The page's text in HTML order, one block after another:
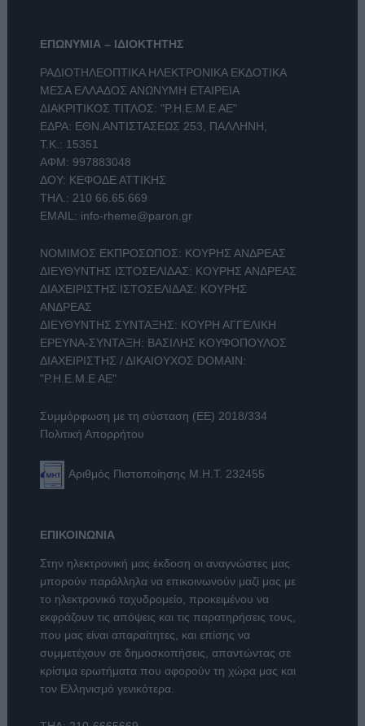
ΕΠΩΝΥΜΙΑ – ΙΔΙΟΚΤΗΤΗΣ
ΡΑΔΙΟΤΗΛΕΟΠΤΙΚΑ ΗΛΕΚΤΡΟΝΙΚΑ ΕΚΔΟΤΙΚΑ
ΜΕΣΑ ΕΛΛΑΔΟΣ ΑΝΩΝΥΜΗ ΕΤΑΙΡΕΙΑ
ΔΙΑΚΡΙΤΙΚΟΣ ΤΙΤΛΟΣ: "Ρ.Η.Ε.Μ.Ε ΑΕ"
ΕΔΡΑ: ΕΘΝ.ΑΝΤΙΣΤΑΣΕΩΣ 253, ΠΑΛΛΗΝΗ,
Τ.Κ.: 15351
ΑΦΜ: 997883048
ΔΟΥ: ΚΕΦΟΔΕ ΑΤΤΙΚΗΣ
ΤΗΛ.: 210 66.65.669
EMAIL: info-rheme@paron.gr
ΝΟΜΙΜΟΣ ΕΚΠΡΟΣΩΠΟΣ: ΚΟΥΡΗΣ ΑΝΔΡΕΑΣ
ΔΙΕΥΘΥΝΤΗΣ ΙΣΤΟΣΕΛΙΔΑΣ: ΚΟΥΡΗΣ ΑΝΔΡΕΑΣ
ΔΙΑΧΕΙΡΙΣΤΗΣ ΙΣΤΟΣΕΛΙΔΑΣ: ΚΟΥΡΗΣ
ΑΝΔΡΕΑΣ
ΔΙΕΥΘΥΝΤΗΣ ΣΥΝΤΑΞΗΣ: ΚΟΥΡΗ ΑΓΓΕΛΙΚΗ
ΕΡΕΥΝΑ-ΣΥΝΤΑΞΗ: ΒΑΣΙΛΗΣ ΚΟΥΦΟΠΟΥΛΟΣ
ΔΙΑΧΕΙΡΙΣΤΗΣ / ΔΙΚΑΙΟΥΧΟΣ DOMAIN:
"Ρ.Η.Ε.Μ.Ε ΑΕ"
Συμμόρφωση με τη σύσταση (ΕΕ) 2018/334
Πολιτική Απορρήτου
Αριθμός Πιστοποίησης Μ.Η.Τ. 232455
ΕΠΙΚΟΙΝΩΝΙΑ
Στην ηλεκτρονική μας έκδοση οι αναγνώστες μας
μπορούν παράλληλα να επικοινωνούν μαζί μας με
το ηλεκτρονικό ταχυδρομείο, προκειμένου να
εκφράζουν τις απόψεις και τις παρατηρήσεις τους,
που μας είναι απαραίτητες, και επίσης να
συμμετέχουν σε δημοσκοπήσεις, απαντώντας σε
κρίσιμα ερωτήματα που αφορούν τη χώρα μας και
τον Ελληνισμό γενικότερα.